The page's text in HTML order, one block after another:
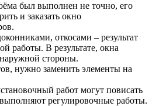
был выполнен не точно, его
и заказать окно
откосами – результат
работы. В результате, окна
стороны.
нужно заменить элементы на
работ могут повисать
регулировочные работы.